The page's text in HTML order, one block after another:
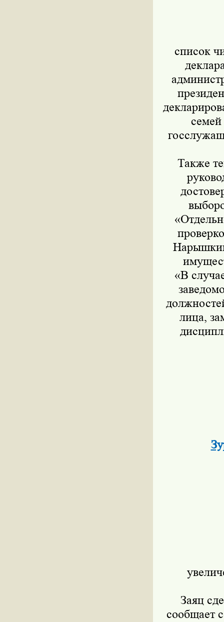
список
Также
«В
лица,
Заяц
сообщает